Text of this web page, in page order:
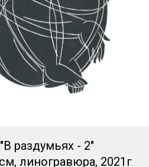
"В раздумьях - 2"
линогравюра, 2021г